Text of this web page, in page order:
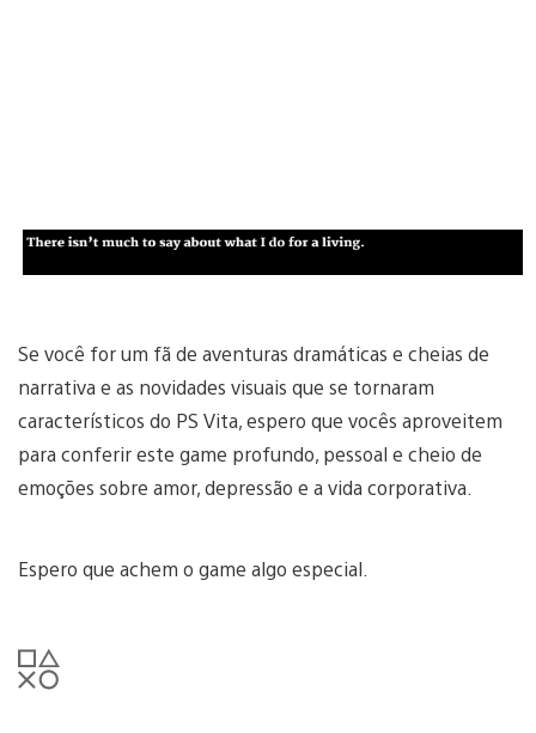
Se você for um fã de aventuras dramáticas e cheias de
narrativa e as novidades visuais que se tornaram
característicos do PS Vita, espero que vocês aproveitem
para conferir este game profundo, pessoal e cheio de
emoções sobre amor, depressão e a vida corporativa.
Espero que achem o game algo especial.